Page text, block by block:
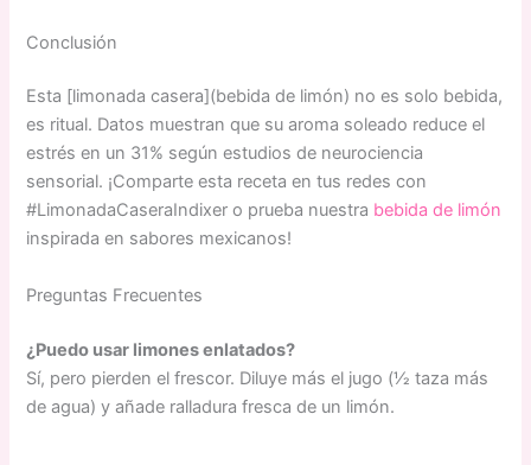
Conclusión
Esta [limonada casera](bebida de limón) no es solo bebida,
es ritual. Datos muestran que su aroma soleado reduce el
estrés en un 31% según estudios de neurociencia
sensorial. ¡Comparte esta receta en tus redes con
#LimonadaCaseraIndixer o prueba nuestra bebida de limón
inspirada en sabores mexicanos!
Preguntas Frecuentes
¿Puedo usar limones enlatados?
Sí, pero pierden el frescor. Diluye más el jugo (1⁄2 taza más
de agua) y añade ralladura fresca de un limón.